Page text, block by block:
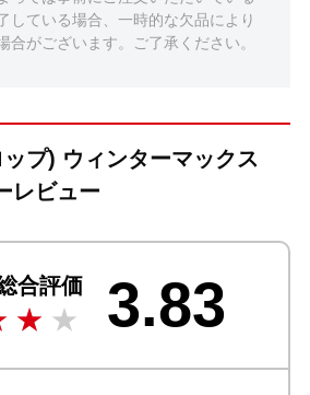
している場合、一時的な欠品により
合がございます。ご了承ください。
プ) ウィンターマックス
レビュー
合評価 3.83